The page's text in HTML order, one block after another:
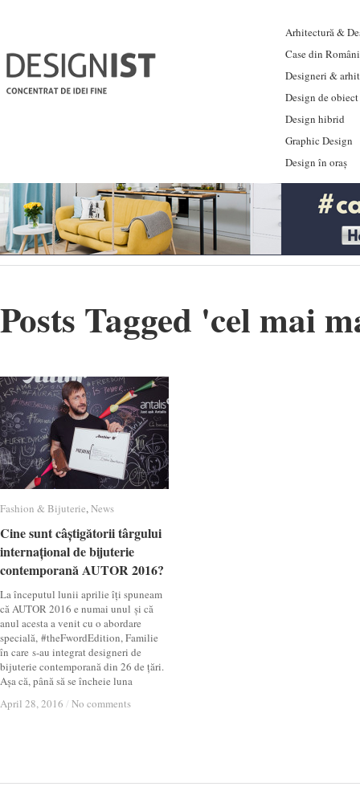
Arhitectură &
Case din
Designeri &
Design de obiect
Design hibrid
Graphic Design
Design în oraș
Posts Tagged 'cel mai
Fashion & Bijuterie,News
Cine sunt câștigătorii târgului
internațional de bijuterie
contemporană AUTOR 2016?
La începutul lunii aprilie îți spuneam
că AUTOR 2016 e numai unul și că
anul acesta a venit cu o abordare
specială, #theFwordEdition, Familie
în care s-au integrat designeri de
bijuterie contemporană din 26 de țări.
Așa că, până să se încheie luna
April 28, 2016 / No comments
Fashion & Bijuterie News
Cine sunt câștigătorii târgului
internațional de bijuterie
contemporană AUTOR 2016?
April 28, 2016 / No comments